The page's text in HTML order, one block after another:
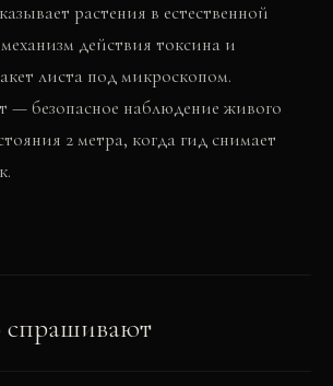
растения в естественной
действия токсина и
листа под микроскопом.
— безопасное наблюдение живого
2 метра, когда гид снимает